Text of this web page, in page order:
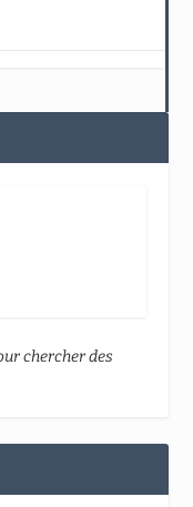
chercher des